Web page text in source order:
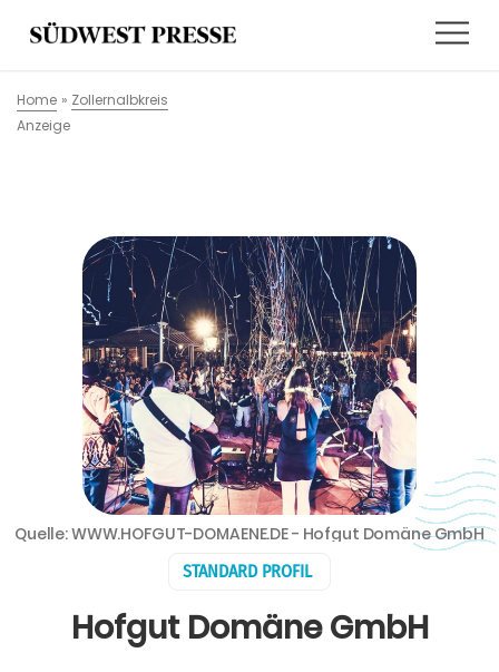
Home » Zollernalbkreis
Anzeige
STANDARD PROFIL
Hofgut Domäne GmbH
Quelle: WWW.HOFGUT-DOMAENE.DE - Hofgut Domäne GmbH